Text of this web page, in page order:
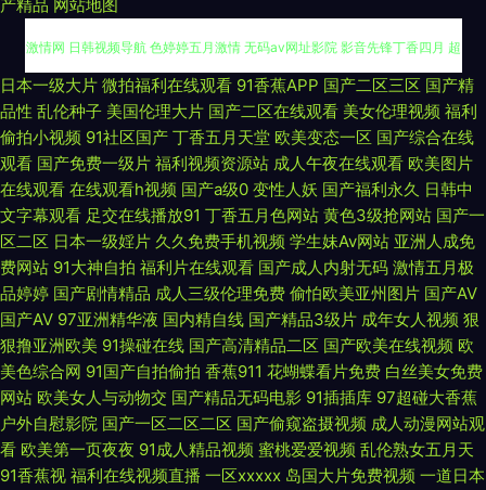
产精品 网站地图
国产福利社在线 影音先锋麻豆 激情另类综合av 欧美h网 日本操逼逼 日韩AV
激情网 日韩视频导航 色婷婷五月激情 无码av网址影院 影音先锋丁香四月 超
碰九色91 海角av影院 日韩免费毛片 91论坛 超碰人人公开 福利剧场av 久草
热久草com 狼友视频首页入口 欧美深爱激情 天美mv二三入口 香蕉视频黄 ts
伪娘性爱网 国产97网 海角天涯91社区 九九精品九九 久久精品网站免费 日韩
女同另类 亚洲97视频 avcom久爱 成人午夜精品一级 美女看片 91午夜在 韩
国伊人网 久久黄色网 老师美女丝袜啪啪 51豆花今日福利 97网址www
wwww无码 超碰人人干人人摸 成人网址在线播放 韩国操逼大片 韩日色色 精
日本一级大片 微拍福利在线观看 91香蕉APP 国产二区三区 国产精
品性 乱伦种子 美国伦理大片 国产二区在线观看 美女伦理视频 福利
偷拍小视频 91社区国产 丁香五月天堂 欧美变态一区 国产综合在线
观看 国产免费一级片 福利视频资源站 成人午夜在线观看 欧美图片
在线观看 在线观看h视频 国产a级0 变性人妖 国产福利永久 日韩中
文字幕观看 足交在线播放91 丁香五月色网站 黄色3级抢网站 国产一
区二区 日本一级婬片 久久免费手机视频 学生妹Av网站 亚洲人成免
费网站 91大神自拍 福利片在线观看 国产成人内射无码 激情五月极
品婷婷 国产剧情精品 成人三级伦理免费 偷怕欧美亚州图片 国产AV
国产AV 97亚洲精华液 国内精自线 国产精品3级片 成年女人视频 狠
狠撸亚洲欧美 91操碰在线 国产高清精品二区 国产欧美在线视频 欧
美色综合网 91国产自拍偷拍 香蕉911 花蝴蝶看片免费 白丝美女免费
网站 欧美女人与动物交 国产精品无码电影 91插插库 97超碰大香蕉
户外自慰影院 国产一区二区二区 国产偷窥盗摄视频 成人动漫网站观
看 欧美第一页夜夜 91成人精品视频 蜜桃爱爱视频 乱伦熟女五月天
91香蕉视 福利在线视频直播 一区xxxxx 岛国大片免费视频 一道日本